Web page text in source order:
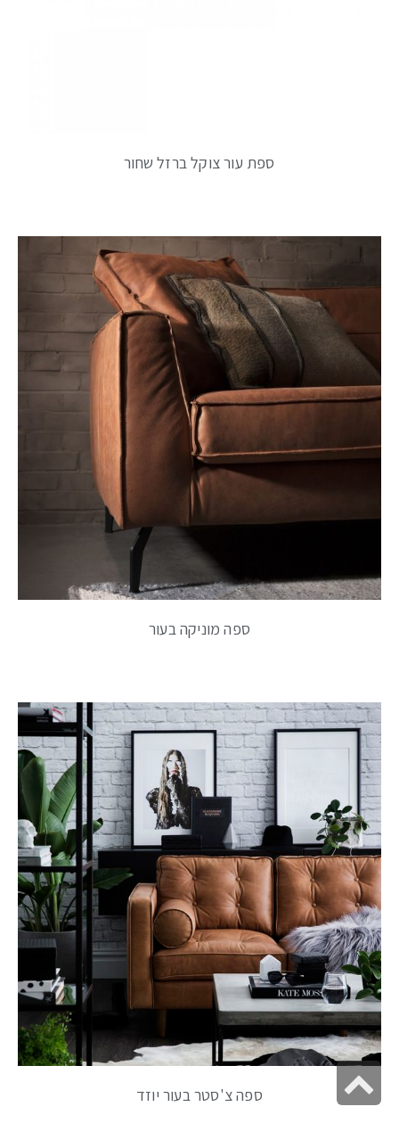
ספת עור צוקל ברזל שחור
ספה מוניקה בעור
ספה צ'סטר בעור יוזד גלילה
לראש